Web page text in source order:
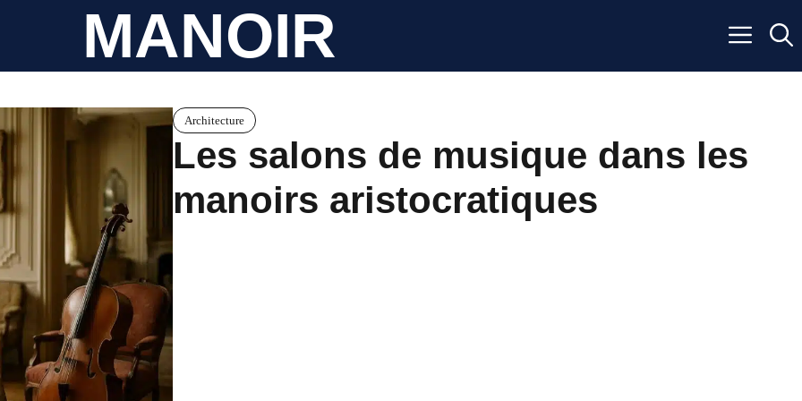
MANOIR
Architecture
Les salons de musique dans les
manoirs aristocratiques